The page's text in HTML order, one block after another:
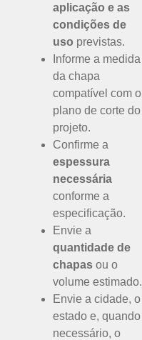
aplicação e as
condições de
uso previstas.
Informe a medida
da chapa
compatível com o
plano de corte do
projeto.
Confirme a
espessura
necessária
conforme a
especificação.
Envie a
quantidade de
chapas ou o
volume estimado.
Envie a cidade, o
estado e, quando
necessário, o